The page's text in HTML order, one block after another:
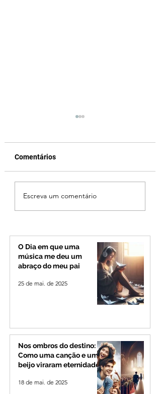
MPMG tenta barrar
gastos de R$ 1,8 milhão
com shows da Festa da
mineira de pouco mais
de 4 mil habitantes
Comentários
Escreva um comentário
O Dia em que uma
música me deu um
abraço do meu pai
25 de mai. de 2025
Nos ombros do destino:
Como uma canção e um
beijo viraram eternidade
18 de mai. de 2025